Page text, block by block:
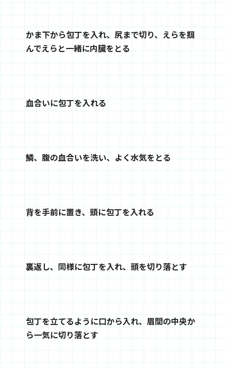
かま下から包丁を入れ、尻まで切り、えらを掴
んでえらと一緒に内臓をとる
血合いに包丁を入れる
鱗、腹の血合いを洗い、よく水気をとる
背を手前に置き、頭に包丁を入れる
裏返し、同様に包丁を入れ、頭を切り落とす
包丁を立てるように口から入れ、眉間の中央か
ら一気に切り落とす